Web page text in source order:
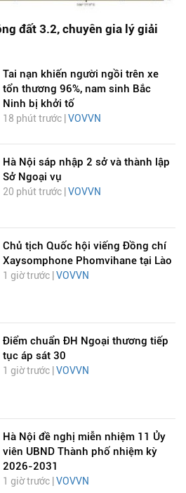
đất 3.2, chuyên gia lý giải
Tai nạn khiến người ngồi trên xe
tổn thương 96%, nam sinh Bắc
Ninh bị khởi tố
18 phút trước | VOVVN
Hà Nội sáp nhập 2 sở và thành lập
Sở Ngoại vụ
20 phút trước | VOVVN
Chủ tịch Quốc hội viếng Đồng chí
Xaysomphone Phomvihane tại Lào
1 giờ trước | VOVVN
Điểm chuẩn ĐH Ngoại thương tiếp
tục áp sát 30
1 giờ trước | VOVVN
Hà Nội đề nghị miễn nhiệm 11 Ủy
viên UBND Thành phố nhiệm kỳ
2026-2031
1 giờ trước | VOVVN